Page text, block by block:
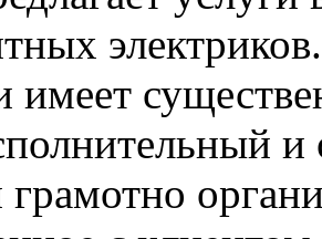
имеет
и
грамотно